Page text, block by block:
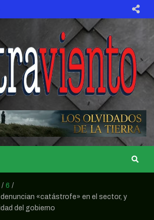
6
«catástrofe» en el sector, y
del gobierno